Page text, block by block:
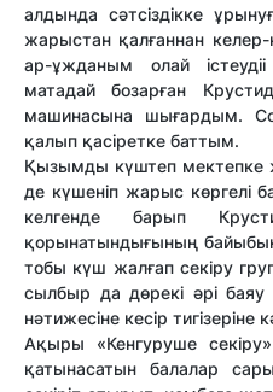
алдында сәтсіздікке
жарыстан қалғаннан
ар-ұжданым олай
матадай бозарған
машинасына шығардым.
қалып қасіретке баттым.
Қызымды күштеп мектепке
де күшеніп жарыс көргелі
келгенде барып
қорынатындығының
тобы күш жалғап секіру
сылбыр да дөрекі әрі
нәтижесіне кесір тигізеріне
Ақыры «Кенгуруше
қатынасатын балалар